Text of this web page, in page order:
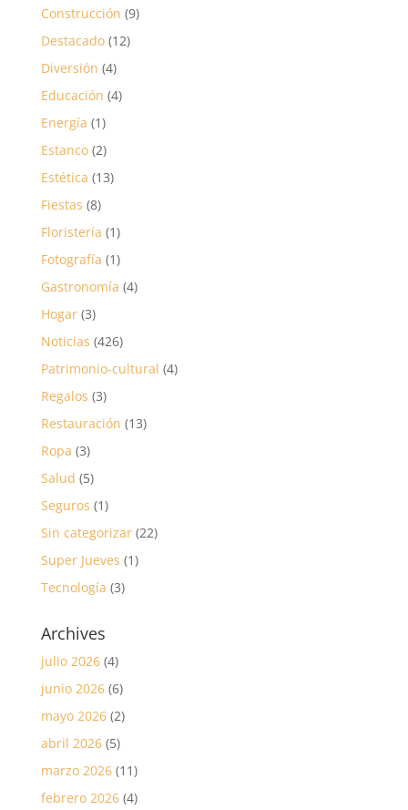
Construcción (9)
Destacado(12)
Diversión (4)
Educación (4)
Energía (1)
Estanco(2)
Estética (13)
Fiestas (8)
Floristería (1)
Fotografía (1)
Gastronomía (4)
Hogar(3)
Noticias (426)
Patrimonio-cultural (4)
Regalos (3)
Restauración (13)
Ropa (3)
Salud (5)
Seguros (1)
Sin categorizar(22)
Super Jueves (1)
Tecnología (3)
Archives
julio 2026(4)
junio 2026(6)
mayo 2026(2)
abril 2026(5)
marzo 2026(11)
febrero 2026(4)